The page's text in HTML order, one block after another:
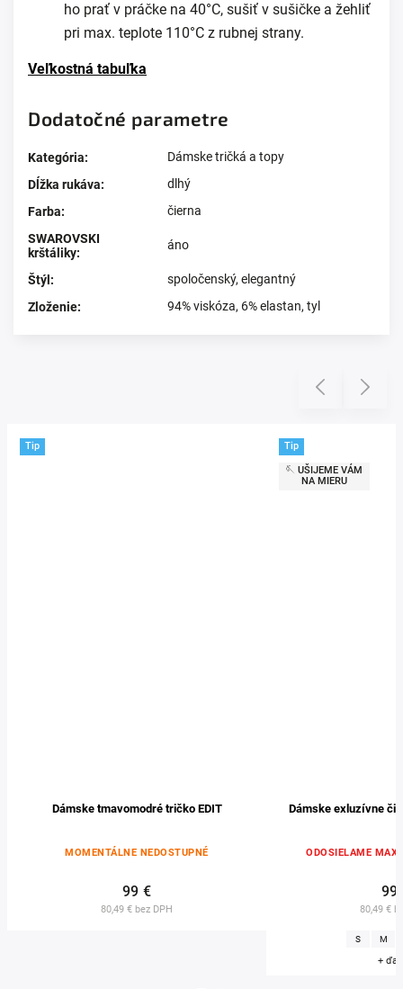
ho prať v práčke na 40°C, sušiť v sušičke a žehliť
pri max. teplote 110°C z rubnej strany.
Veľkostná tabuľka
Dodatočné parametre
Kategória:
Dámske tričká a topy
Dĺžka rukáva:
dlhý
Farba:
čierna
SWAROVSKI
krštáliky:
áno
Štýl : spoločenský, elegantný
Zloženie: 94% viskóza, 6% elastan, tyl
Previous
Tip
Dámske tmavomodré tričko EDIT
MOMENTÁLNE NEDOSTUPNÉ
80,49 € bez DPH
99 €
Tip
🪡 UŠIJEME VÁM
NA MIERU
Dámske exluzívne
ODOSIELAME
80,49 €
99
S M
+
Next